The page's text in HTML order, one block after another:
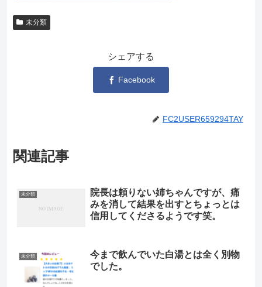
未分類
シェアする
Facebook
FC2USER659294TAY
関連記事
未分類
院長は頼りない姉ちゃんですが、痛
みを消して結果を出すとちょっとは
信用してくださるようです笑。
未分類
今まで飲んでいた白湯とは全く別物
でした。